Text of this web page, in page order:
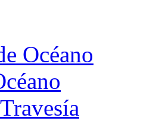
Océano